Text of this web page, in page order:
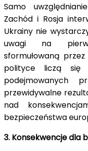
Samo
Zachód i Rosja
Ukrainy nie
uwagi na
sformułowaną
polityce liczą
podejmowanych
przewidywalne
nad
bezpieczeństwa
3. Konsekwencje dla